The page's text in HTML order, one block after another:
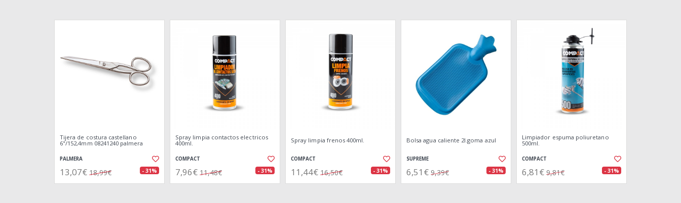
Tijera de costura castellano
6"/152,4mm 08241240 palmera
PALMERA
13,07€ 18,99€ - 31%
Spray limpia contactos electricos
400ml.
COMPACT
7,96€ 11,48€ - 31%
Spray limpia frenos 400ml.
COMPACT
11,44€ 16,50€ - 31%
Bolsa agua caliente 2l.goma azul
SUPREME
6,51€ 9,39€ - 31%
Limpiador espuma poliuretano
500ml.
COMPACT
6,81€ 9,81€ - 31%